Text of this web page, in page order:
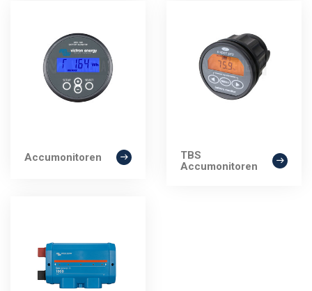
Accumonitoren
TBS
Accumonitoren